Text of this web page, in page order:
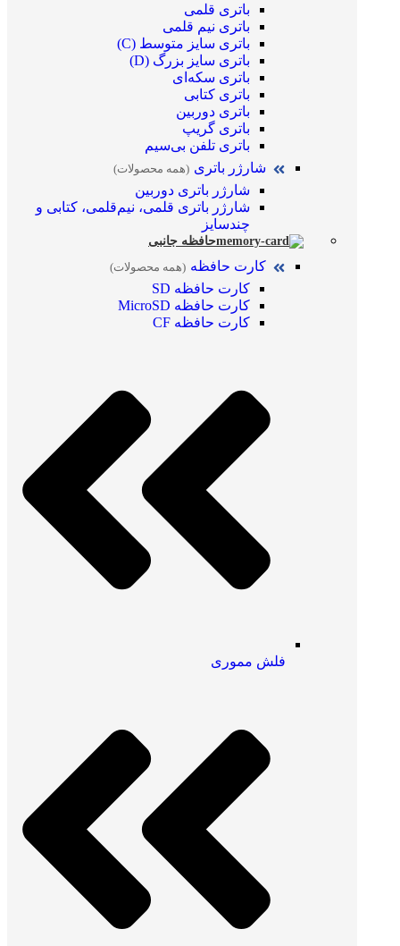
باتری قلمی
باتری نیم قلمی
باتری سایز متوسط (C)
باتری سایز بزرگ (D)
باتری سکه‌ای
باتری کتابی
باتری دوربین
باتری گریپ
باتری تلفن بی‌سیم
شارژر باتری (همه محصولات)
شارژر باتری دوربین
شارژر باتری قلمی، نیم‌قلمی، کتابی و
چندسایز
حافظه جانبی
کارت حافظه (همه محصولات)
کارت حافظه SD
کارت حافظه MicroSD
کارت حافظه CF
فلش مموری